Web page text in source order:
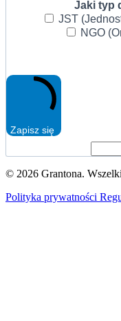
Jaki typ
JST
NGO
Zapisz się
© 2026 Grantona.
Polityka prywatności